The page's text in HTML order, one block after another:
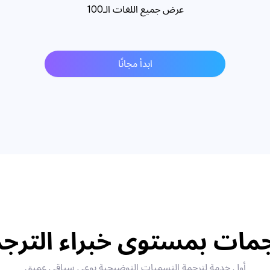
عرض جميع اللغات الـ100
ابدأ مجانًا
بمستوى خبراء